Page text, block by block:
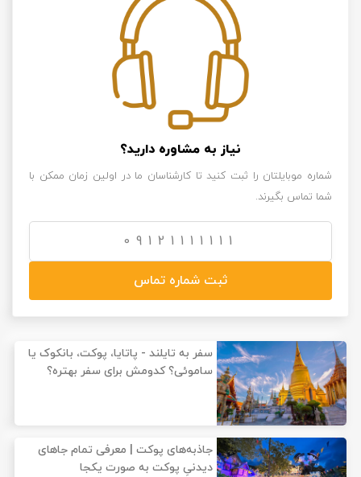
نیاز به مشاوره دارید؟
شماره موبایلتان را ثبت کنید تا کارشناسان ما در اولین زمان ممکن با
شما تماس بگیرند.
ثبت شماره تماس
سفر به تایلند - پاتایا، پوکت، بانکوک یا
ساموئی؟ کدومش برای سفر بهتره؟
جاذبه‌های پوکت | معرفی تمام جاهای
دیدنیِ پوکت به صورت یکجا